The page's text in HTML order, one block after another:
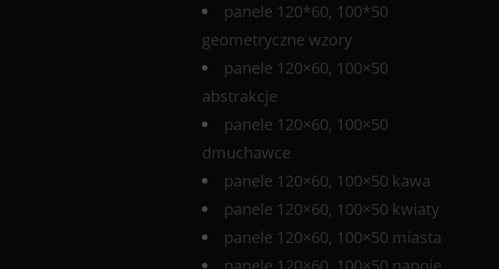
panele 120*60, 100*50
geometryczne wzory
panele 120×60, 100×50
abstrakcje
panele 120×60, 100×50
dmuchawce
panele 120×60, 100×50 kawa
panele 120×60, 100×50 kwiaty
panele 120×60, 100×50 miasta